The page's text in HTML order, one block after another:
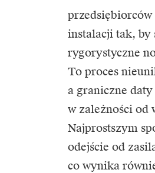
przedsiębiorców
instalacji tak, by
rygorystyczne
To proces
a graniczne
w zależności od
Najprostszym
odejście od
co wynika